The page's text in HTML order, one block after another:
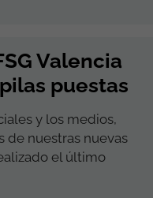
Valencia
puestas
y los medios,
de nuestras nuevas
el último